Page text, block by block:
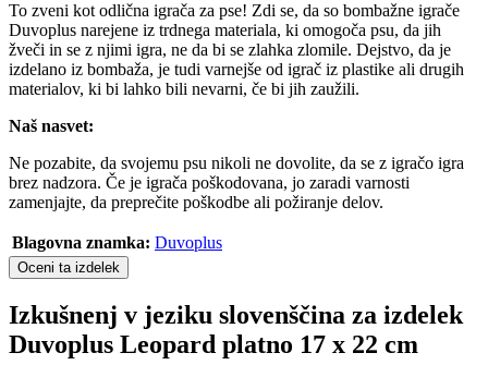
To zveni kot odlična igrača za pse! Zdi se, da so bombažne igrače
Duvoplus narejene iz trdnega materiala, ki omogoča psu, da jih
žveči in se z njimi igra, ne da bi se zlahka zlomile. Dejstvo, da je
izdelano iz bombaža, je tudi varnejše od igrač iz plastike ali drugih
materialov, ki bi lahko bili nevarni, če bi jih zaužili.
Naš nasvet:
Ne pozabite, da svojemu psu nikoli ne dovolite, da se z igračo igra
brez nadzora. Če je igrača poškodovana, jo zaradi varnosti
zamenjajte, da preprečite poškodbe ali požiranje delov.
Blagovna znamka: Duvoplus
Oceni ta izdelek
Izkušnenj v jeziku slovenščina za izdelek
Duvoplus Leopard platno 17 x 22 cm